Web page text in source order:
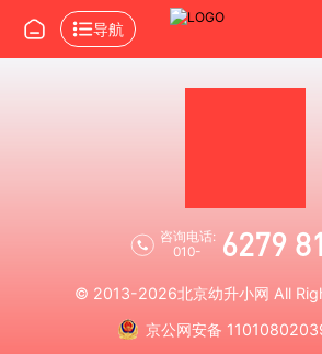
导航
咨询电话:
010-
6279
© 2013-2026北京幼升小网 All
京公网安备